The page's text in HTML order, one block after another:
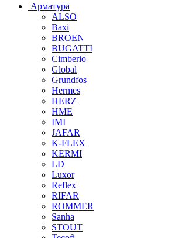
Арматура
ALSO
Baxi
BROEN
BUGATTI
Cimberio
Global
Grundfos
Hermes
HERZ
HME
IMI
JAFAR
K-FLEX
KERMI
LD
Luxor
Reflex
RIFAR
ROMMER
Sanha
STOUT